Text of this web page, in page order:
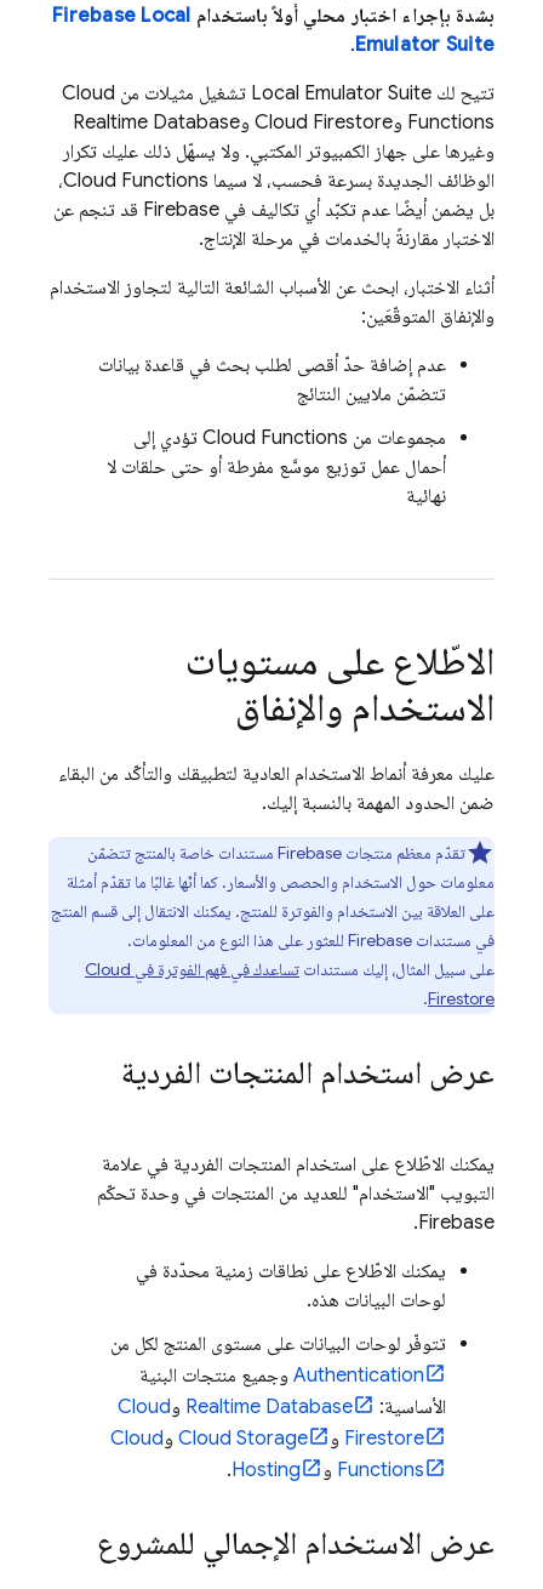
بشدة بإجراء اختبار محلي أولاً باستخدام Firebase Local
Emulator Suite
.
تتيح لك Local Emulator Suite تشغيل مثيلات من Cloud
Functions وCloud Firestore وRealtime Database
وغيرها على جهاز الكمبيوتر المكتبي. ولا يسهّل ذلك عليك تكرار
الوظائف الجديدة بسرعة فحسب، لا سيما Cloud Functions،
بل يضمن أيضًا عدم تكبّد أي تكاليف في Firebase قد تنجم عن
الاختبار مقارنةً بالخدمات في مرحلة الإنتاج.
أثناء الاختبار، ابحث عن الأسباب الشائعة التالية لتجاوز الاستخدام
والإنفاق المتوقّعَين:
عدم إضافة حدّ أقصى لطلب بحث في قاعدة بيانات
تتضمّن ملايين النتائج
مجموعات من Cloud Functions تؤدي إلى
أحمال عمل توزيع موسَّع مفرطة أو حتى حلقات لا
نهائية
الاطّلاع على مستويات
الاستخدام والإنفاق
عليك معرفة أنماط الاستخدام العادية لتطبيقك والتأكّد من البقاء
ضمن الحدود المهمة بالنسبة إليك.
تقدّم معظم منتجات Firebase مستندات خاصة بالمنتج تتضمّن
معلومات حول الاستخدام والحصص والأسعار. كما أنّها غالبًا ما تقدّم أمثلة
على العلاقة بين الاستخدام والفوترة للمنتج. يمكنك الانتقال إلى قسم المنتج
في مستندات Firebase للعثور على هذا النوع من المعلومات.
على سبيل المثال، إليك مستندات تساعدك في فهم الفوترة في Cloud
Firestore
.
عرض استخدام المنتجات الفردية
يمكنك الاطّلاع على استخدام المنتجات الفردية في علامة
التبويب "الاستخدام" للعديد من المنتجات في وحدة تحكّم
Firebase
.
يمكنك الاطّلاع على نطاقات زمنية محدّدة في
لوحات البيانات هذه.
تتوفّر لوحات البيانات على مستوى المنتج لكل من
Authentication وجميع منتجات البنية
الأساسية:
Realtime Database وCloud
Firestore و Cloud Storage وCloud
Functions و Hosting
.
عرض الاستخدام الإجمالي للمشروع